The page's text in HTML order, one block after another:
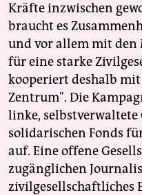
Kräfte inzwischen
braucht es
und vor allem mit den
für eine starke
kooperiert deshalb
Zentrum". Die
linke,
solidarischen Fonds
auf. Eine offene
zugänglichen
zivilgesellschaftliches